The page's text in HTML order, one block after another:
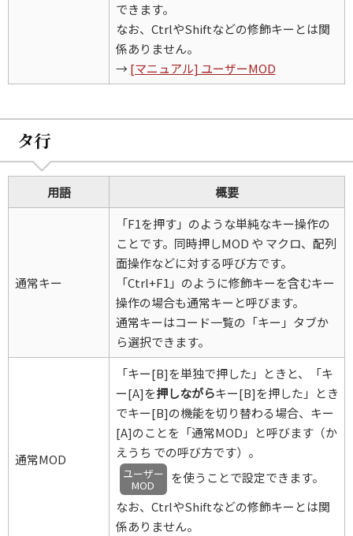
できます。
なお、CtrlやShiftなどの修飾キーとは関
係ありません。
→[マニュアル] ユーザーMOD
タ行
用語 概要
通常キー
「F1を押す」のような単純なキー操作の
ことです。同時押しMOD や マクロ、配列
面操作などに対する呼び方です。
「Ctrl+F1」のように修飾キーを含むキー
操作の場合も通常キーと呼びます。
通常キーはコード一覧の「キー」タブか
ら選択できます。
通常MOD
「キー[B]を単独で押した」ときと、「キ
ー[A]を押しながらキー[B]を押した」とき
でキー[B]の機能を切り替わる場合、キー
[A]のことを「通常MOD」と呼びます（か
えうち での呼び方です）。
ユーザー
MOD
を使うことで設定できます。
なお、CtrlやShiftなどの修飾キーとは関
係ありません。